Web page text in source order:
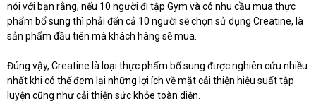
nói với bạn rằng, nếu 10 người đi tập Gym và có nhu cầu mua thực
phẩm bổ sung thì phải đến cả 10 người sẽ chọn sử dụng Creatine, là
sản phẩm đầu tiên mà khách hàng sẽ mua.
Đúng vậy, Creatine là loại thực phẩm bổ sung được nghiên cứu nhiều
nhất khi có thể đem lại những lợi ích về mặt cải thiện hiệu suất tập
luyện cũng như cải thiện sức khỏe toàn diện.